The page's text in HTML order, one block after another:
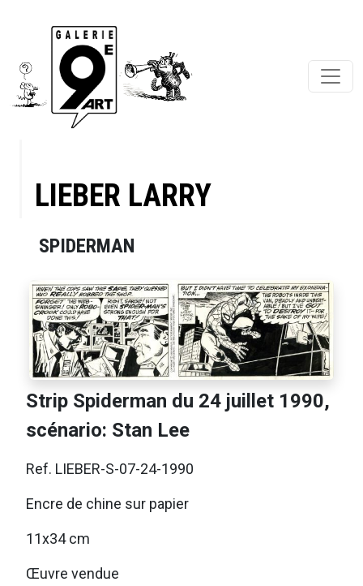
LIEBER LARRY
SPIDERMAN
Strip Spiderman du 24 juillet 1990,
scénario: Stan Lee
Ref. LIEBER-S-07-24-1990
Encre de chine sur papier
11x34 cm
Œuvre vendue